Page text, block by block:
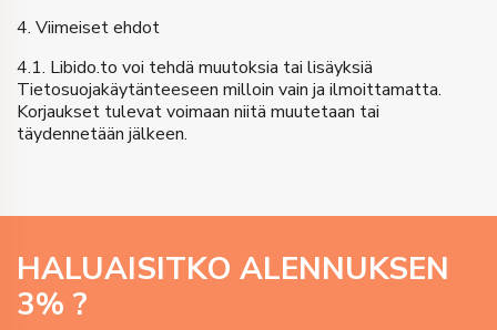
4. Viimeiset ehdot
4.1. Libido.to voi tehdä muutoksia tai lisäyksiä
Tietosuojakäytänteeseen milloin vain ja ilmoittamatta.
Korjaukset tulevat voimaan niitä muutetaan tai
täydennetään jälkeen.
HALUAISITKO ALENNUKSEN
3% ?